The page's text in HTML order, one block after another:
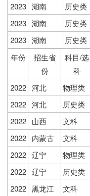
2023 湖南 历史类
2023 湖南 历史类
2023 湖南 历史类
年份
招生省
份
科目/选
科
2022 河北 物理类
2022 河北 历史类
2022 山西 文科
2022 内蒙古 文科
2022 辽宁 物理类
2022 辽宁 历史类
2022 黑龙江 文科